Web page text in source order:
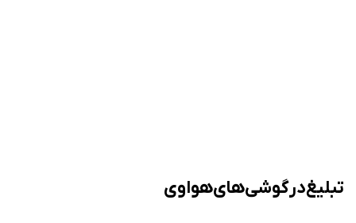
تبلیغ در گوشی‌های هواوی